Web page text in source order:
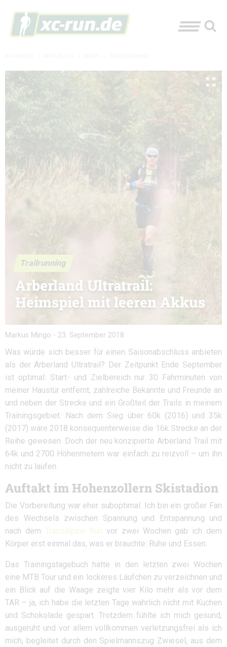
Trailrunning
Arberland Ultratrail:
Heimspiel mit leeren Akkus
Markus Mingo - 23. September 2018
Was würde sich besser für einen Saisonabschluss anbieten
als der Arberland Ultratrail? Der Zeitpunkt Ende September
ist optimal: Start- und Zielbereich nur 30 Fahrminuten von
meiner Haustür entfernt, zahlreiche Bekannte und Freunde an
und neben der Strecke und ein Großteil der Trails in meinem
Trainingsgebiet. Nach dem Sieg über 60k (2016) und 35k
(2017) wäre 2018 konsequenterweise die 16k Strecke an der
Reihe gewesen. Doch der neu konzipierte Arberland Trail mit
64k und 2700 Höhenmetern war einfach zu reizvoll – um ihn
nicht zu laufen.
Auftakt im Hohenzollern Skistadion
Die Vorbereitung war eher suboptimal. Ich bin ein großer Fan
des Wechsels zwischen Spannung und Entspannung und
nach dem Transalpine Run vor zwei Wochen gab ich dem
Körper erst einmal das, was er brauchte: Ruhe und Essen.
Das Trainingstagebuch hatte in den letzten zwei Wochen
eine MTB Tour und ein lockeres Läufchen zu verzeichnen und
ein Blick auf die Waage zeigte vier Kilo mehr als vor dem
TAR – ja, ich habe die letzten Tage wahrlich nicht mit Kuchen
und Schokolade gespart. Trotzdem fühlte ich mich gesund,
ausgeruht und vor allem vollkommen verletzungsfrei als ich
mich, begleitet durch den Spielmannszug Zwiesel, aus dem